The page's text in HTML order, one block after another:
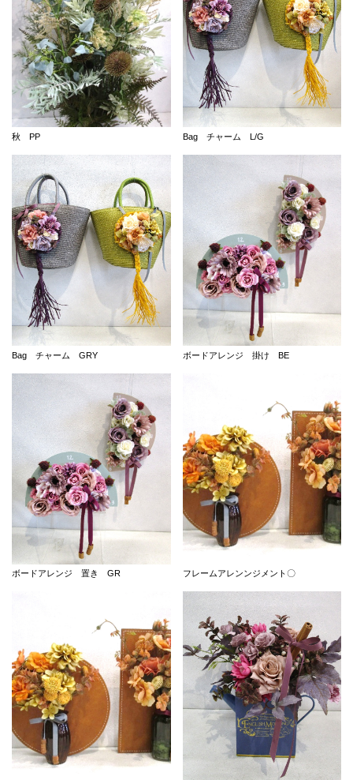
お問い合わせ
プライバシーポリシー
OFFICIAL SNS
秋 PP Bag チャーム L/G
Bag チャーム GRY ボードアレンジ 掛け BE
ボードアレンジ 置き GR フレームアレンンジメント〇